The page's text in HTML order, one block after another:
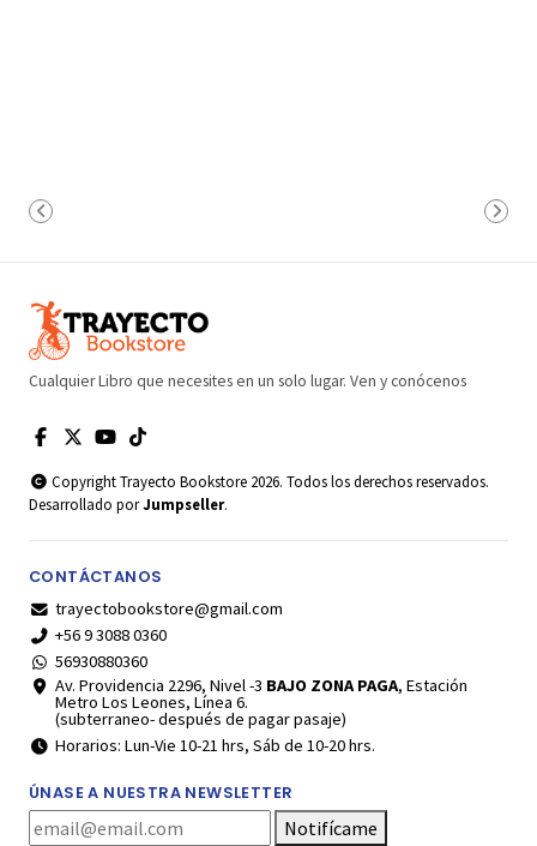
Cualquier Libro que necesites en un solo lugar. Ven y conócenos
Copyright Trayecto Bookstore 2026. Todos los derechos reservados.
Desarrollado porJumpseller.
CONTÁCTANOS
trayectobookstore@gmail.com
+56 9 3088 0360
56930880360
Av. Providencia 2296, Nivel -3 BAJO ZONA PAGA, Estación
Metro Los Leones, Línea 6.
(subterraneo- después de pagar pasaje)
Horarios: Lun-Vie 10-21 hrs, Sáb de 10-20 hrs.
ÚNASE A NUESTRA NEWSLETTER
Notifícame